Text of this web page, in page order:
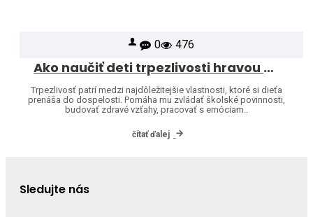
0 476
Ako naučiť deti trpezlivosti hravou formou
Trpezlivosť patrí medzi najdôležitejšie vlastnosti, ktoré si dieťa
prenáša do dospelosti. Pomáha mu zvládať školské povinnosti,
budovať zdravé vzťahy, pracovať s emóciam..
čítať ďalej
Sledujte nás